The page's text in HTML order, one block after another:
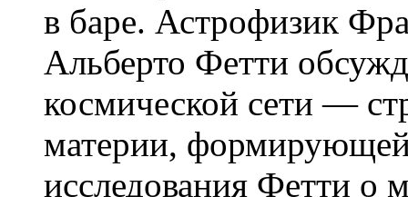
в баре. Астрофизик
Альберто Фетти
космической сети —
материи,
исследования Фетти о